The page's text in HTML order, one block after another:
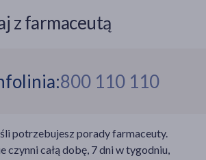
z farmaceutą
800 110 110
potrzebujesz porady farmaceuty.
czynni całą dobę, 7 dni w tygodniu,